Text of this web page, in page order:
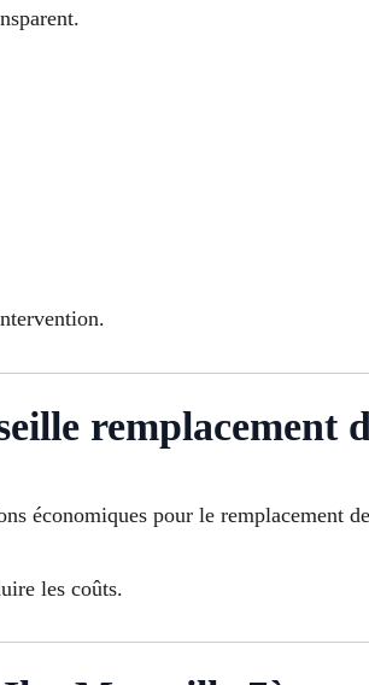
remplacement
économiques pour le remplacement
les coûts.